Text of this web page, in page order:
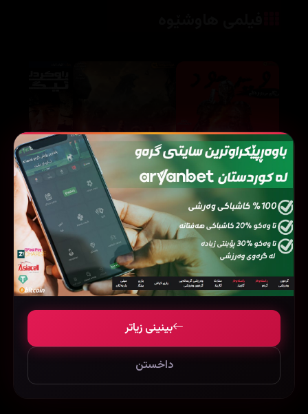
Wyrmwood (2014)
36055
Jumanji: Welcome to the Jungle (2017)
580531
96403
بینینی زیاتر
داخستن